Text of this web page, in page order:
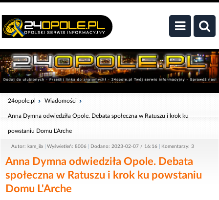
24opole.pl Wiadomości
Anna Dymna odwiedziła Opole. Debata społeczna w Ratuszu i krok ku
powstaniu Domu L'Arche
Autor: kam_ila Wyświetleń: 8006 Dodano: 2023-02-07 / 16:16 Komentarzy: 3
Anna Dymna odwiedziła Opole. Debata
społeczna w Ratuszu i krok ku powstaniu
Domu L'Arche